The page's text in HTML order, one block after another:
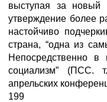
выступая за новый
утверждение более
настойчиво
страна, “одна из
Непосредственно
социализм” (ПСС.
апрельских
199